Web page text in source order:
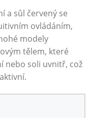
a sůl červený se
ovládáním,‌
modely
tělem, které
nebo soli uvnitř, což